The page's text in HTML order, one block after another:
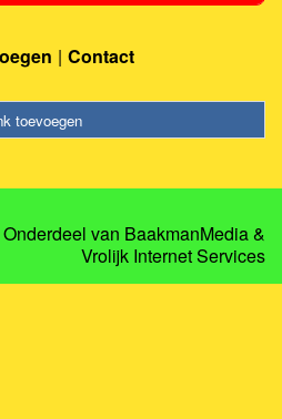
Contact
toevoegen
van BaakmanMedia&
Vrolijk Internet Services